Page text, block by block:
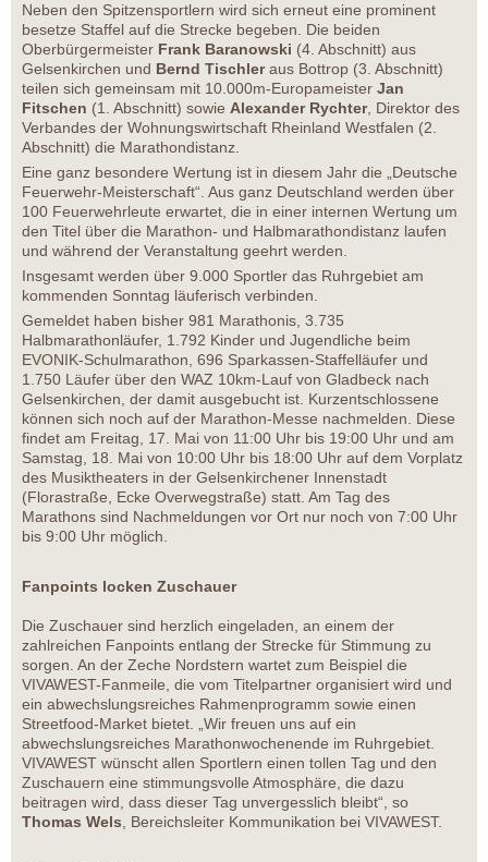
Neben den Spitzensportlern wird sich erneut eine prominent
besetze Staffel auf die Strecke begeben. Die beiden
Oberbürgermeister Frank Baranowski (4. Abschnitt) aus
Gelsenkirchen und Bernd Tischleraus Bottrop (3. Abschnitt)
teilen sich gemeinsam mit 10.000m-Europameister Jan
Fitschen (1. Abschnitt) sowie Alexander Rychter, Direktor des
Verbandes der Wohnungswirtschaft Rheinland Westfalen (2.
Abschnitt) die Marathondistanz.
Eine ganz besondere Wertung ist in diesem Jahr die „Deutsche
Feuerwehr-Meisterschaft“. Aus ganz Deutschland werden über
100 Feuerwehrleute erwartet, die in einer internen Wertung um
den Titel über die Marathon- und Halbmarathondistanz laufen
und während der Veranstaltung geehrt werden.
Insgesamt werden über 9.000 Sportler das Ruhrgebiet am
kommenden Sonntag läuferisch verbinden.
Gemeldet haben bisher 981 Marathonis, 3.735
Halbmarathonläufer, 1.792 Kinder und Jugendliche beim
EVONIK-Schulmarathon, 696 Sparkassen-Staffelläufer und
1.750 Läufer über den WAZ 10km-Lauf von Gladbeck nach
Gelsenkirchen, der damit ausgebucht ist. Kurzentschlossene
können sich noch auf der Marathon-Messe nachmelden. Diese
findet am Freitag, 17. Mai von 11:00 Uhr bis 19:00 Uhr und am
Samstag, 18. Mai von 10:00 Uhr bis 18:00 Uhr auf dem Vorplatz
des Musiktheaters in der Gelsenkirchener Innenstadt
(Florastraße, Ecke Overwegstraße) statt. Am Tag des
Marathons sind Nachmeldungen vor Ort nur noch von 7:00 Uhr
bis 9:00 Uhr möglich.
Fanpoints locken Zuschauer
Die Zuschauer sind herzlich eingeladen, an einem der
zahlreichen Fanpoints entlang der Strecke für Stimmung zu
sorgen. An der Zeche Nordstern wartet zum Beispiel die
VIVAWEST-Fanmeile, die vom Titelpartner organisiert wird und
ein abwechslungsreiches Rahmenprogramm sowie einen
Streetfood-Market bietet. „Wir freuen uns auf ein
abwechslungsreiches Marathonwochenende im Ruhrgebiet.
VIVAWEST wünscht allen Sportlern einen tollen Tag und den
Zuschauern eine stimmungsvolle Atmosphäre, die dazu
beitragen wird, dass dieser Tag unvergesslich bleibt“, so
Thomas Wels, Bereichsleiter Kommunikation bei VIVAWEST.